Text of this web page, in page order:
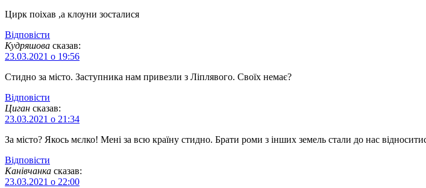
Цирк поіхав ,а клоуни зосталися
Відповіcти
Кудряшова сказав:
23.03.2021 о 19:56
Стидно за місто. Заступника нам привезли з Ліплявого. Своїх немає?
Відповіcти
Циган сказав:
23.03.2021 о 21:34
За місто? Якось мєлко! Мені за всю країну стидно. Брати роми з інших земель стали до нас
Відповіcти
Канівчанка сказав:
23.03.2021 о 22:00